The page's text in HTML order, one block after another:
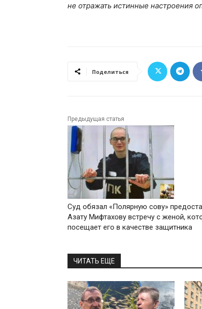
не отражать истинные настроения
Поделиться
Предыдущая статья
Суд обязал «Полярную сову»
Азату Мифтахову встречу с женой,
посещает его в качестве защитника
ЧИТАТЬ ЕЩЕ